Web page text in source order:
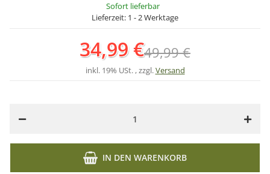
Sofort lieferbar
Lieferzeit: 1 - 2 Werktage
34,99 €49,99 €
inkl. 19% USt. , zzgl.Versand
IN DEN WARENKORB